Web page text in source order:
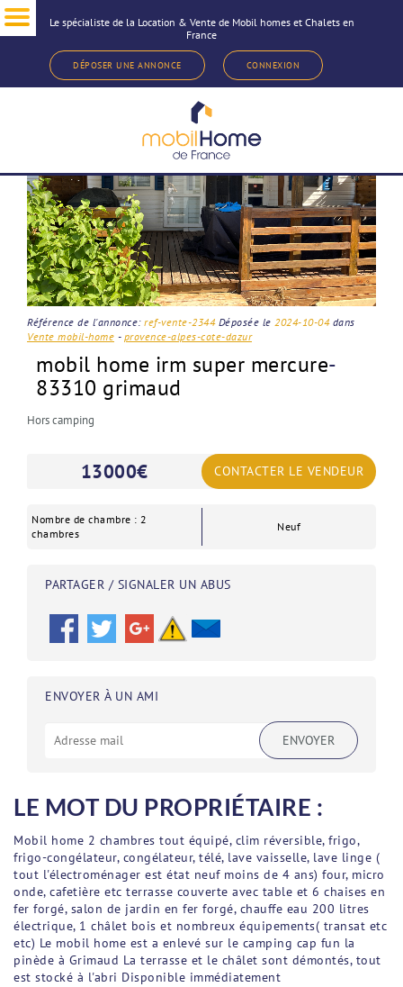
Le spécialiste de la Location & Vente de Mobil homes et Chalets en
France
DÉPOSER UNE ANNONCE CONNEXION
< Revenir à la sélection d'annonce
Référence de l'annonce: ref-vente-2344Déposée le 2024-10-04dans
Vente mobil-home - provence-alpes-cote-dazur
mobil home irm super mercure-
83310 grimaud
Hors camping
13000€ CONTACTER LE VENDEUR
Nombre de chambre : 2
chambres
Neuf
PARTAGER / SIGNALER UN ABUS
ENVOYER À UN AMI
ENVOYER
LE MOT DU PROPRIÉTAIRE :
Mobil home 2 chambres tout équipé, clim réversible, frigo,
frigo-congélateur, congélateur, télé, lave vaisselle, lave linge (
tout l'électroménager est état neuf moins de 4 ans) four, micro
onde, cafetière etc terrasse couverte avec table et 6 chaises en
fer forgé, salon de jardin en fer forgé, chauffe eau 200 litres
électrique, 1 châlet bois et nombreux équipements( transat etc
etc) Le mobil home est a enlevé sur le camping cap fun la
pinède à Grimaud La terrasse et le châlet sont démontés, tout
est stocké à l'abri Disponible immédiatement